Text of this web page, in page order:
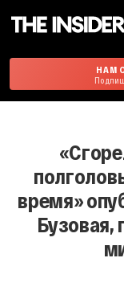
НАМ
время»
Бузовая,